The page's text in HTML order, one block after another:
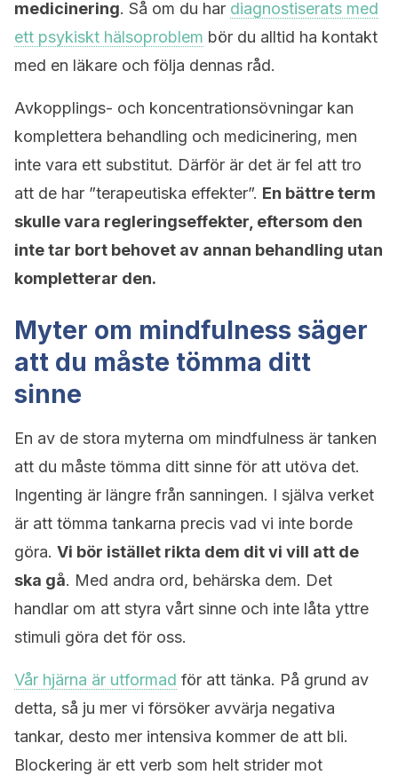
medicinering. Så om du har diagnostiserats med
ett psykiskt hälsoproblem bör du alltid ha kontakt
med en läkare och följa dennas råd.
Avkopplings- och koncentrationsövningar kan
komplettera behandling och medicinering, men
inte vara ett substitut. Därför är det är fel att tro
att de har ”terapeutiska effekter”. En bättre term
skulle vara regleringseffekter, eftersom den
inte tar bort behovet av annan behandling utan
kompletterar den.
Myter om mindfulness säger
att du måste tömma ditt
sinne
En av de stora myterna om mindfulness är tanken
att du måste tömma ditt sinne för att utöva det.
Ingenting är längre från sanningen. I själva verket
är att tömma tankarna precis vad vi inte borde
göra. Vi bör istället rikta dem dit vi vill att de
ska gå. Med andra ord, behärska dem. Det
handlar om att styra vårt sinne och inte låta yttre
stimuli göra det för oss.
Vår hjärna är utformad för att tänka. På grund av
detta, så ju mer vi försöker avvärja negativa
tankar, desto mer intensiva kommer de att bli.
Blockering är ett verb som helt strider mot